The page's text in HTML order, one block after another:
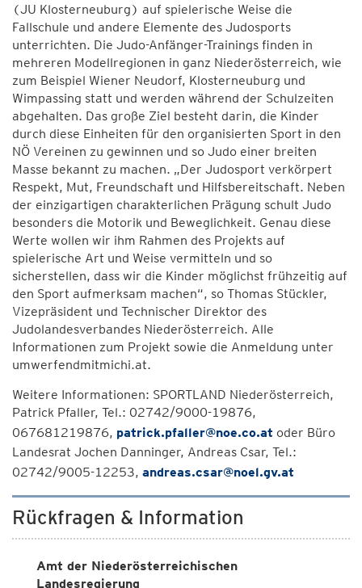
(JU Klosterneuburg) auf spielerische Weise die
Fallschule und andere Elemente des Judosports
unterrichten. Die Judo-Anfänger-Trainings finden in
mehreren Modellregionen in ganz Niederösterreich, wie
zum Beispiel Wiener Neudorf, Klosterneuburg und
Wimpassing statt und werden während der Schulzeiten
abgehalten. Das große Ziel besteht darin, die Kinder
durch diese Einheiten für den organisierten Sport in den
NÖ Vereinen zu gewinnen und so Judo einer breiten
Masse bekannt zu machen. „Der Judosport verkörpert
Respekt, Mut, Freundschaft und Hilfsbereitschaft. Neben
der einzigartigen charakterlichen Prägung schult Judo
besonders die Motorik und Beweglichkeit. Genau diese
Werte wollen wir ihm Rahmen des Projekts auf
spielerische Art und Weise vermitteln und so
sicherstellen, dass wir die Kinder möglichst frühzeitig auf
den Sport aufmerksam machen“, so Thomas Stückler,
Vizepräsident und Technischer Direktor des
Judolandesverbandes Niederösterreich. Alle
Informationen zum Projekt sowie die Anmeldung unter
umwerfendmitmichi.at.
Weitere Informationen: SPORTLAND Niederösterreich,
Patrick Pfaller, Tel.: 02742/9000-19876,
067681219876, patrick.pfaller@noe.co.at oder Büro
Landesrat Jochen Danninger, Andreas Csar, Tel.:
02742/9005-12253, andreas.csar@noel.gv.at
Rückfragen & Information
Amt der Niederösterreichischen
Landesregierung